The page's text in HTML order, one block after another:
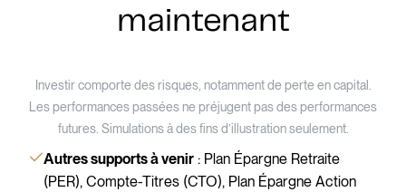
maintenant
Autres supports à venir : Plan Épargne Retraite
(PER), Compte-Titres (CTO), Plan Épargne Action
Investir comporte des risques, notamment de perte en capital.
Les performances passées ne préjugent pas des performances
futures. Simulations à des fins d’illustration seulement.